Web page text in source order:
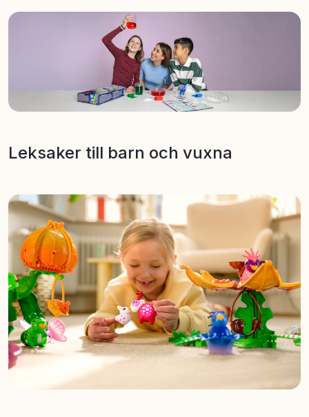
Leksaker till barn och vuxna